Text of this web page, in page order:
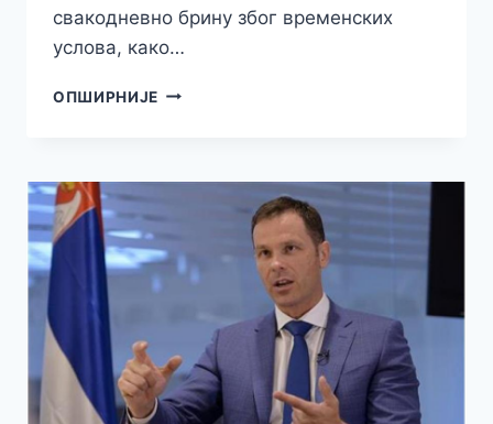
свакодневно брину због временских
услова, како…
ОПШИРНИЈЕ ДЕЦА
БАЧКУ